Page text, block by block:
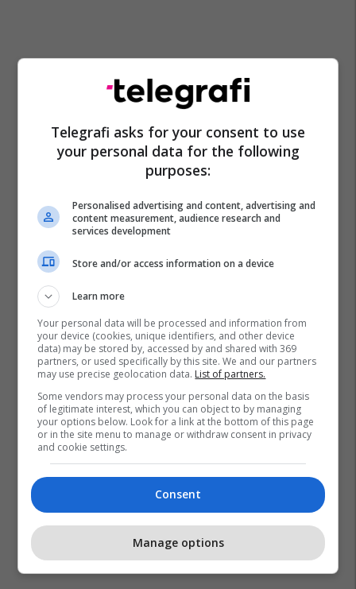
Adrien Silva Leicester City
Telegrafi asks for your consent to use
your personal data for the following
purposes:
Personalised advertising and content, advertising and
content measurement, audience research and
services development
Store and/or access information on a device
Learn more
Your personal data will be processed and information from
your device (cookies, unique identifiers, and other device
data) may be stored by, accessed by and shared with 369
partners, or used specifically by this site. We and our partners
may use precise geolocation data. List of partners.
Some vendors may process your personal data on the basis
of legitimate interest, which you can object to by managing
your options below. Look for a link at the bottom of this page
or in the site menu to manage or withdraw consent in privacy
and cookie settings.
Consent
Manage options